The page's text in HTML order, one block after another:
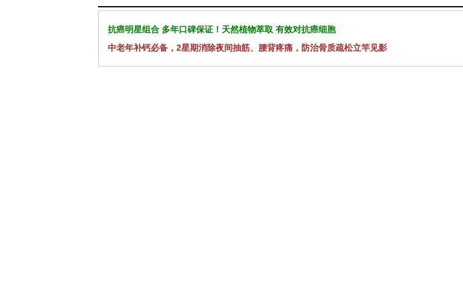
抗癌明星组合 多年口碑保证！天然植物萃取 有效对抗癌细胞
中老年补钙必备，2星期消除夜间抽筋、腰背疼痛，防治骨质疏松立竿见影